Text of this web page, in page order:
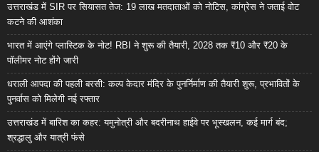
उत्तराखंड में SIR पर सियासत तेज: 19 लाख मतदाताओं को नोटिस, कांग्रेस ने जताई वोट
कटने की आशंका
भारत में आएंगे प्लास्टिक के नोट! RBI ने शुरू की तैयारी, 2028 तक ₹10 और ₹20 के
पॉलीमर नोट होंगे जारी
धराली आपदा की पहली बरसी: कल्प केदार मंदिर के पुनर्निर्माण की तैयारी शुरू, प्रभावितों के
पुनर्वास को मिलेगी नई रफ्तार
उत्तराखंड में बारिश का कहर: यमुनोत्री और बदरीनाथ हाईवे पर भूस्खलन, कई मार्ग बंद;
श्रद्धालु और यात्री फंसे